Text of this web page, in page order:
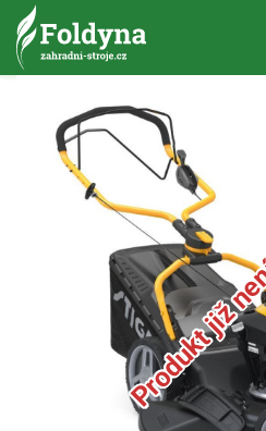
Zahradní traktory
Zahradní ridery
Příslušenství
Sekačky
Benzínové sekačky
Benzínové sekačky s
Produkt